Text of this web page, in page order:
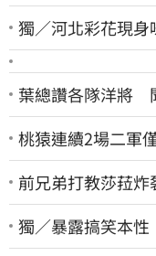
獨／河北彩花現
葉總讚各隊洋將
桃猿連續2場二軍
前兄弟打教莎菈
獨／暴露搞笑本